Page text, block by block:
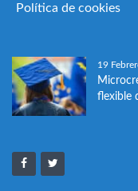
Política de cookies
19
flexible